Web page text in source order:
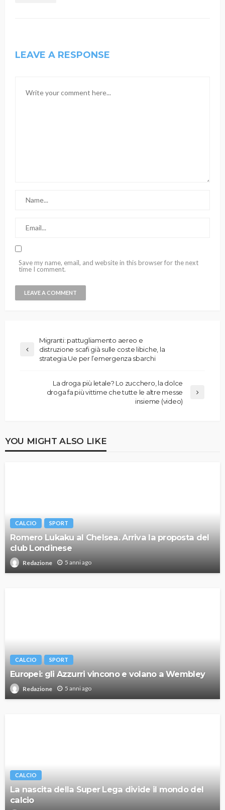
LEAVE A RESPONSE
Save my name, email, and website in this browser for the next
time I comment.
Migranti: pattugliamento aereo e
distruzione scafi già sulle coste libiche, la
strategia Ue per l’emergenza sbarchi
La droga più letale? Lo zucchero, la dolce
droga fa più vittime che tutte le altre messe
insieme (video)
YOU MIGHT ALSO LIKE
CALCIO SPORT
Romero Lukaku al Chelsea. Arriva la proposta del
club Londinese
Redazione 5 anni ago
CALCIO SPORT
Europei: gli Azzurri vincono e volano a Wembley
Redazione 5 anni ago
CALCIO
La nascita della Super Lega divide il mondo del
calcio